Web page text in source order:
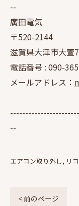
--
廣田電気
〒520-2144
滋賀県大津市大萱
電話番号 : 090-
メールアドレス：
--
エアコン取り外し リ
< 前のページ